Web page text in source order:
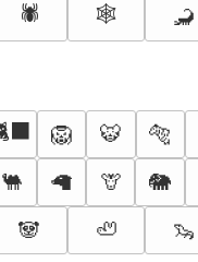
🕷️ 🕸️ 🦂
🦁 🐯 🐅
🐫 🦙 🦒 🐘
🐼 🦥 🦦